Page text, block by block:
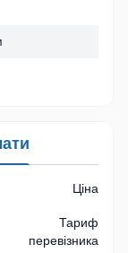
Ціна
Тариф
перевізника